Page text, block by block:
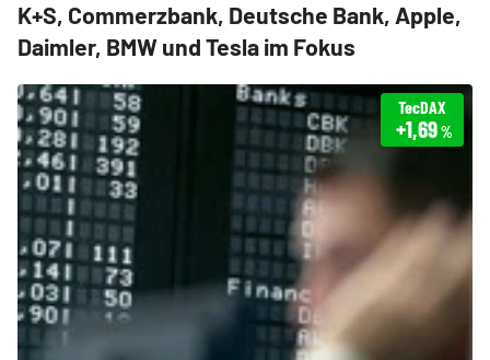
K+S, Commerzbank, Deutsche Bank, Apple,
Daimler, BMW und Tesla im Fokus
TecDAX
+1,69%